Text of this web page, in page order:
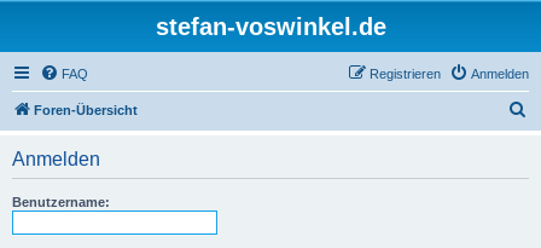
stefan-voswinkel.de
FAQ Anmelden
Registrieren
Foren-Übersicht
Anmelden
Benutzername: